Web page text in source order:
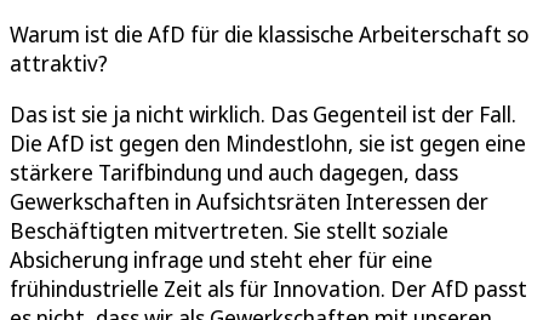
Warum ist die AfD für die klassische Arbeiterschaft so
attraktiv?
Das ist sie ja nicht wirklich. Das Gegenteil ist der Fall.
Die AfD ist gegen den Mindestlohn, sie ist gegen eine
stärkere Tarifbindung und auch dagegen, dass
Gewerkschaften in Aufsichtsräten Interessen der
Beschäftigten mitvertreten. Sie stellt soziale
Absicherung infrage und steht eher für eine
frühindustrielle Zeit als für Innovation. Der AfD passt